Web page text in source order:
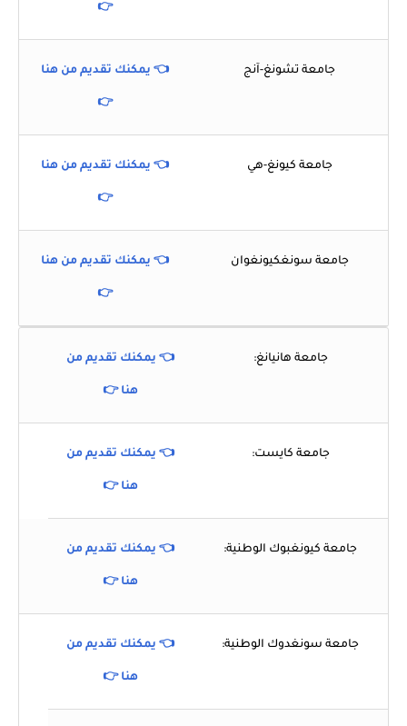
👉
جامعة تشونغ-آنج 👈 يمكنك تقديم من هنا
👉
جامعة كيونغ-هي 👈 يمكنك تقديم من هنا
👉
جامعة سونغكيونغوان 👈 يمكنك تقديم من هنا
👉
جامعة هانيانغ: 👈 يمكنك تقديم من
هنا 👉
جامعة كايست: 👈 يمكنك تقديم من
هنا 👉
جامعة كيونغبوك الوطنية: 👈 يمكنك تقديم من
هنا 👉
جامعة سونغدوك الوطنية: 👈 يمكنك تقديم من
هنا 👉